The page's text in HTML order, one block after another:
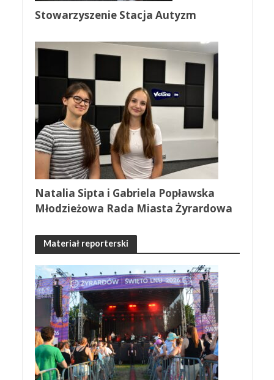
Stowarzyszenie Stacja Autyzm
Natalia Sipta i Gabriela Popławska
Młodzieżowa Rada Miasta Żyrardowa
Materiał reporterski